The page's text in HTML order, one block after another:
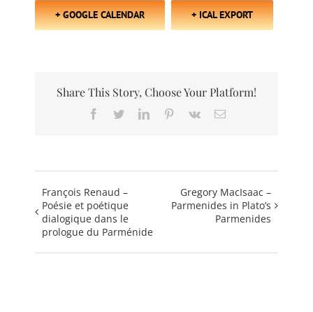
+ GOOGLE CALENDAR + ICAL EXPORT
Share This Story, Choose Your Platform!
Facebook
TwitterLinkedInPinterest
Vk Email
François Renaud –
Poésie et poétique
dialogique dans le
prologue du Parménide
Gregory MacIsaac –
Parmenides in Plato’s
Parmenides